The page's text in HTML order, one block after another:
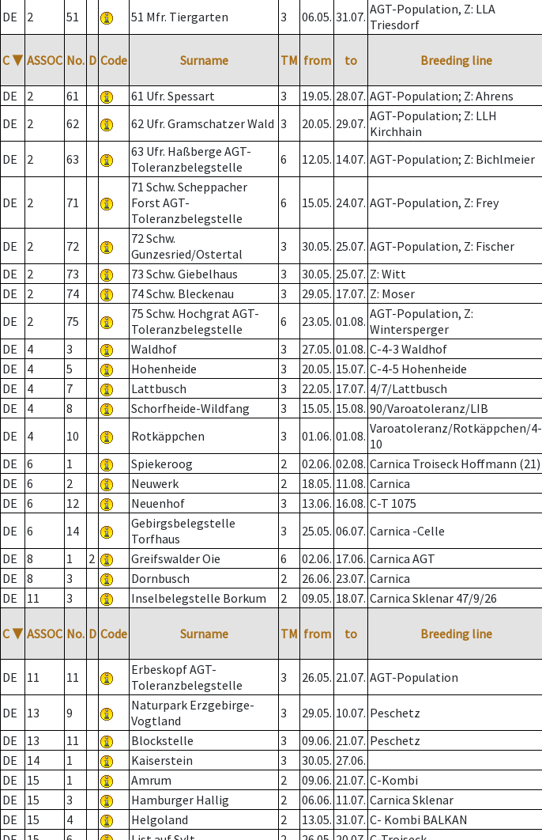
DE
2 51 51 Mfr. Tiergarten 3 06.05. 31.07. AGT-Population, Z: LLA
Triesdorf
C ▼ ASSOC No. D Code Surname TM from to Breeding line
DE
2 61 61 Ufr. Spessart 3 19.05. 28.07. AGT-Population; Z: Ahrens
DE
2 62 62 Ufr. Gramschatzer Wald 3 20.05. 29.07. AGT-Population; Z: LLH
Kirchhain
DE 2 63
63 Ufr. Haßberge AGT-
Toleranzbelegstelle
6 12.05. 14.07. AGT-Population; Z: Bichlmeier
DE 2 71
71 Schw. Scheppacher
Forst AGT-
Toleranzbelegstelle
6 15.05. 24.07. AGT-Population, Z: Frey
DE 2 72
72 Schw.
Gunzesried/Ostertal
3 30.05. 25.07. AGT-Population, Z: Fischer
DE
2 73 73 Schw. Giebelhaus 3 30.05. 25.07. Z: Witt
DE
2 74 74 Schw. Bleckenau 3 29.05. 17.07. Z: Moser
DE
2 75
75 Schw. Hochgrat AGT-
Toleranzbelegstelle
6 23.05. 01.08. AGT-Population, Z:
Wintersperger
DE
4 3 Waldhof 3 27.05. 01.08. C-4-3 Waldhof
DE
4 5 Hohenheide 3 20.05. 15.07. C-4-5 Hohenheide
DE
4 7 Lattbusch 3 22.05. 17.07. 4/7/Lattbusch
DE
4 8 Schorfheide-Wildfang 3 15.05. 15.08. 90/Varoatoleranz/LIB
DE
4 10 Rotkäppchen 3 01.06. 01.08. Varoatoleranz/Rotkäppchen/4-
10
DE
6 1 Spiekeroog 2 02.06. 02.08. Carnica Troiseck Hoffmann (21)
DE
6 2 Neuwerk 2 18.05. 11.08. Carnica
DE
6 12 Neuenhof 3 13.06. 16.08. C-T 1075
DE
6 14
Gebirgsbelegstelle
Torfhaus
3 25.05. 06.07. Carnica -Celle
DE
8 1 2 Greifswalder Oie 6 02.06. 17.06. Carnica AGT
DE
8 3 Dornbusch 2 26.06. 23.07. Carnica
DE
11 3 Inselbelegstelle Borkum 2 09.05. 18.07. Carnica Sklenar 47/9/26
C ▼ ASSOC No. D Code Surname TM from to Breeding line
DE 11 11
Erbeskopf AGT-
Toleranzbelegstelle
3 26.05. 21.07. AGT-Population
DE 13 9
Naturpark Erzgebirge-
Vogtland
3 29.05. 10.07. Peschetz
DE
13 11 Blockstelle 3 09.06. 21.07. Peschetz
DE
14 1 Kaiserstein 3 30.05. 27.06.
DE
15 1 Amrum 2 09.06. 21.07. C-Kombi
DE
15 3 Hamburger Hallig 2 06.06. 11.07. Carnica Sklenar
DE
15 4 Helgoland 2 13.05. 31.07. C- Kombi BALKAN